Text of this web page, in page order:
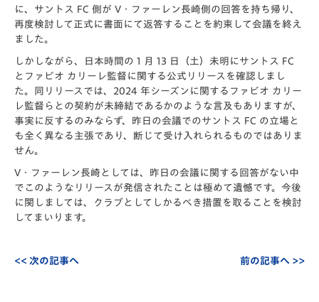
に、サントス FC 側が V・ファーレン長崎側の回答を持ち帰り、
再度検討して正式に書面にて返答することを約束して会議を終え
ました。
しかしながら、日本時間の 1 月 13 日（土）未明にサントス FC
とファビオ カリーレ監督に関する公式リリースを確認しまし
た。同リリースでは、2024 年シーズンに関するファビオ カリー
レ監督らとの契約が未締結であるかのような言及もありますが、
事実に反するのみならず、昨日の会議でのサントス FC の立場と
も全く異なる主張であり、断じて受け入れられるものではありま
せん。
V・ファーレン長崎としては、昨日の会議に関する回答がない中
でこのようなリリースが発信されたことは極めて遺憾です。今後
に関しましては、クラブとしてしかるべき措置を取ることを検討
してまいります。
<< 次の記事へ 前の記事へ >>